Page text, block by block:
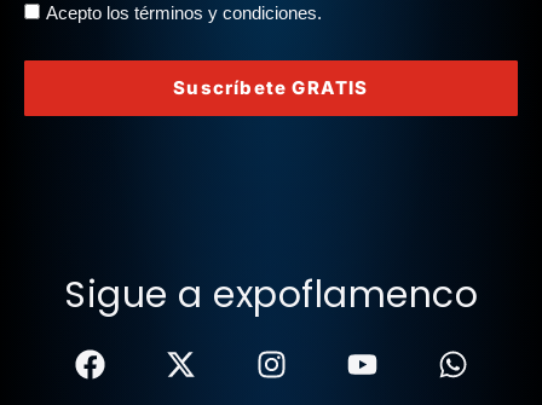
Acepto los términos y condiciones.
Suscríbete GRATIS
Sigue a expoflamenco